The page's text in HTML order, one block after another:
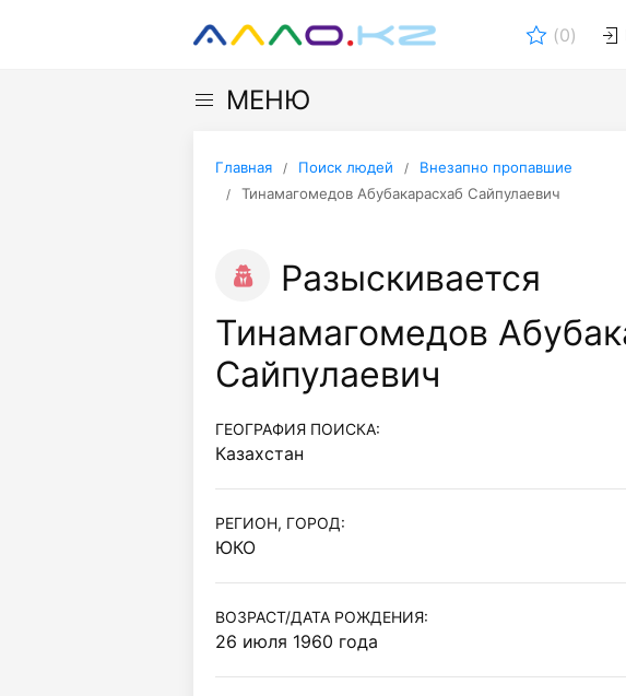
(0)
МЕНЮ
Главная Поиск людей
Внезапно пропавшие
Тинамагомедов Абубакарасхаб Сайпулаевич
Разыскивается
Тинамагомедов
Сайпулаевич
ГЕОГРАФИЯ ПОИСКА:
Казахстан
РЕГИОН, ГОРОД:
ЮКО
ВОЗРАСТ/ДАТА РОЖДЕНИЯ:
26 июля 1960 года